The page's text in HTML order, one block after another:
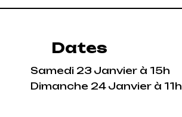
Dates
Samedi 23 Janvier à 15h
Dimanche 24 Janvier à 11h